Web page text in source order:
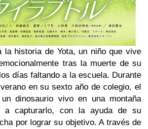
la historia de Yota, un niño que vive
tras la muerte de su
días faltando a la escuela. Durante
en su sexto año de colegio, el
dinosaurio vivo en una montaña
a capturarlo, con la ayuda de su
por lograr su objetivo. A través de